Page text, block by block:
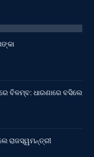
ବିଳମ୍ବ: ଧାରଣାରେ ବସିଲେ
ରାଜସ୍ୱମନ୍ତ୍ରୀ